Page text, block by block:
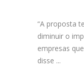
“A proposta
diminuir o
empresas
disse